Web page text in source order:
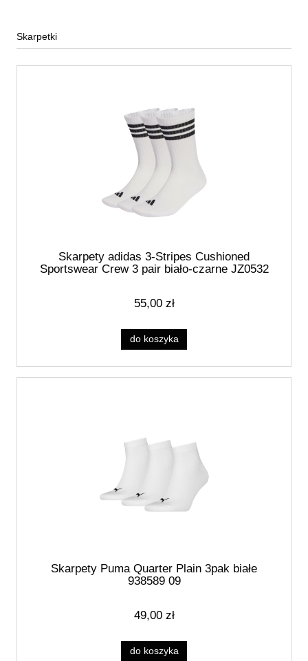
Skarpetki
Skarpety adidas 3-Stripes Cushioned
Sportswear Crew 3 pair biało-czarne JZ0532
55,00 zł
do koszyka
Skarpety Puma Quarter Plain 3pak białe
938589 09
49,00 zł
do koszyka